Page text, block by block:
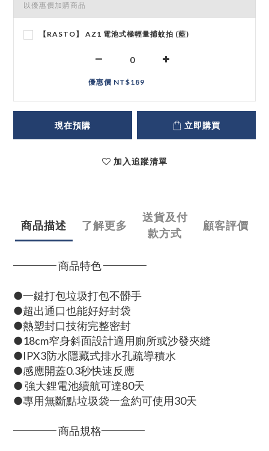
以優惠價加購商品
【RASTO】 AZ1 電池式極輕量捕蚊拍 (藍)
優惠價 NT$189
現在預購 立即購買
加入追蹤清單
商品描述 了解更多
送貨及付
款方式
顧客評價
━━━━ 商品特色 ━━━━
●一鍵打包垃圾打包不髒手
●超出通口也能好好封袋
●熱塑封口技術完整密封
●18cm窄身斜面設計適用廁所或沙發夾縫
●IPX3防水隱藏式排水孔疏導積水
●感應開蓋0.3秒快速反應
● 強大鋰電池續航可達80天
●專用無斷點垃圾袋一盒約可使用30天
━━━━ 商品規格━━━━